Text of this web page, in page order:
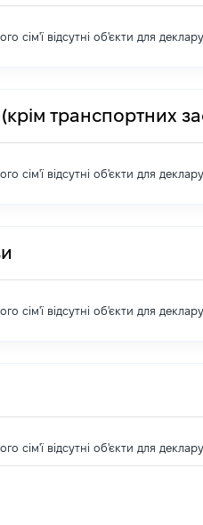
сім'ї відсутні об'єкти для
транспортних
сім'ї відсутні об'єкти для
сім'ї відсутні об'єкти для
сім'ї відсутні об'єкти для